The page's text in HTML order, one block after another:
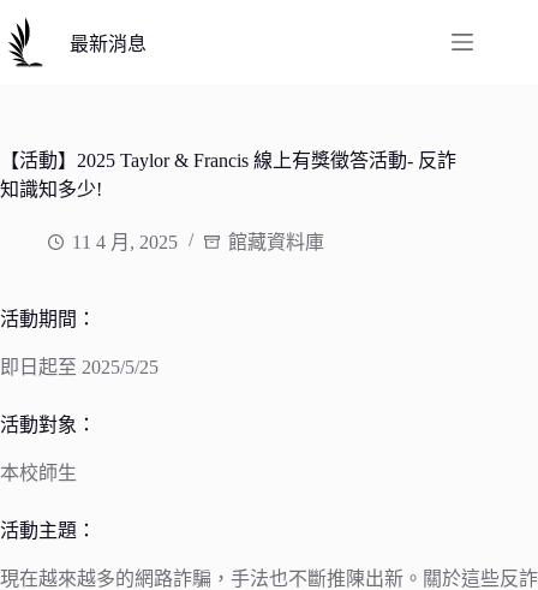
至
主
容
最新消息
【活動】2025 Taylor & Francis 線上有獎徵答活動- 反詐
知識知多少!
11 4 月, 2025 館藏資料庫
活動期間：
即日起至 2025/5/25
活動對象：
本校師生
活動主題：
現在越來越多的網路詐騙，手法也不斷推陳出新。關於這些反詐